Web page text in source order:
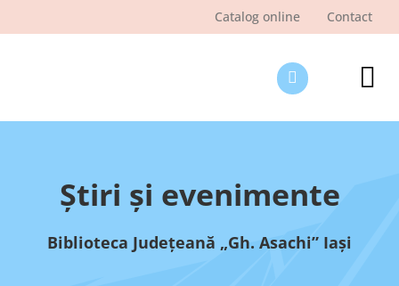
Catalog online Contact
Ştiri şi evenimente
Biblioteca Judeţeană „Gh. Asachi” Iaşi